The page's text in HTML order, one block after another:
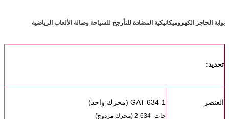
بوابة الحاجز الكهروميكانيكية المضادة للتأرجح للسياحة وصالة الألعاب الرياضية
تحديد:
العنصر GAT-634-1 (محرك واحد)
جات -634 -2 (محرك مزدوج)